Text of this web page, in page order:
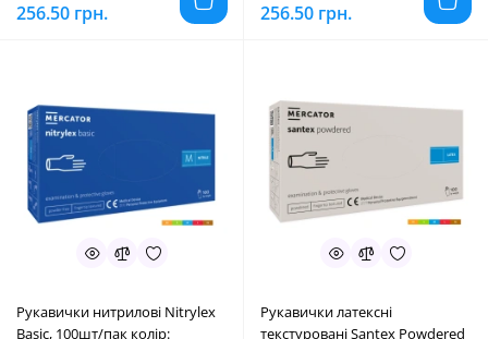
256.50 грн. 256.50 грн.
Рукавички нитрилові Nitrylex
Basic, 100шт/пак колір:
Рукавички латексні
текстуровані Santex Powdered